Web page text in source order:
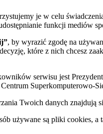
je w celu
funkcji mediów
, by wyrazić zgodę na
które z nich chcesz
serwisu jest
Superkomputerowo-
Twoich danych znajdują
używane są pliki cookies,